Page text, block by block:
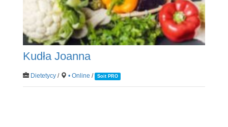
Kudła Joanna
Dietetycy/ • Online / Soit PRO